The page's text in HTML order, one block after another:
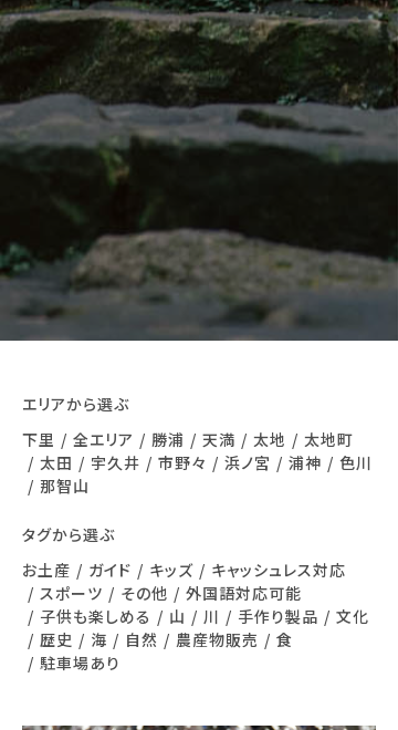
エリアから選ぶ
下里
全エリア 勝浦 天満 太地
太地町
太田
宇久井 市野々 浜ノ宮 浦神
色川
那智山
タグから選ぶ
お土産
ガイド キッズ
キャッシュレス対応
スポーツ
その他
外国語対応可能
子供も楽しめる
山 川 手作り製品
文化
歴史
海 自然 農産物販売
食
駐車場あり